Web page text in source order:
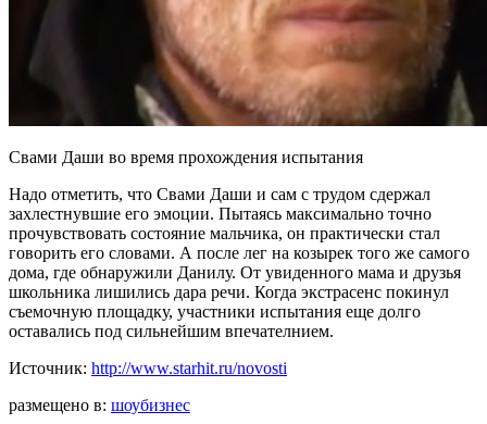
Свами Даши во время прохождения испытания
Надо отметить, что Свами Даши и сам с трудом сдержал
захлестнувшие его эмоции. Пытаясь максимально точно
прочувствовать состояние мальчика, он практически стал
говорить его словами. А после лег на козырек того же самого
дома, где обнаружили Данилу. От увиденного мама и друзья
школьника лишились дара речи. Когда экстрасенс покинул
съемочную площадку, участники испытания еще долго
оставались под сильнейшим впечателнием.
Источник: http://www.starhit.ru/novosti
размещено в: шоубизнес